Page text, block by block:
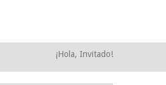
¡Hola, Invitado!